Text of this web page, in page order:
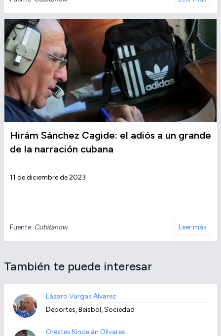
Hirám Sánchez Cagide: el adiós a un grande
de la narración cubana
11 de diciembre de 2023
Fuente: Cubitanow Leer más
También te puede interesar
Lázaro Vargas Álvarez
Deportes, Beisbol, Sociedad
Orestes Kindelán Olivares